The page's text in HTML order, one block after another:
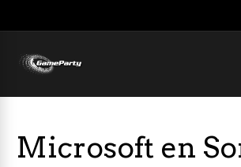
Microsoft en